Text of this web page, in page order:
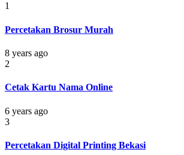
1
Percetakan Brosur Murah
8 years ago
2
Cetak Kartu Nama Online
6 years ago
3
Percetakan Digital Printing Bekasi